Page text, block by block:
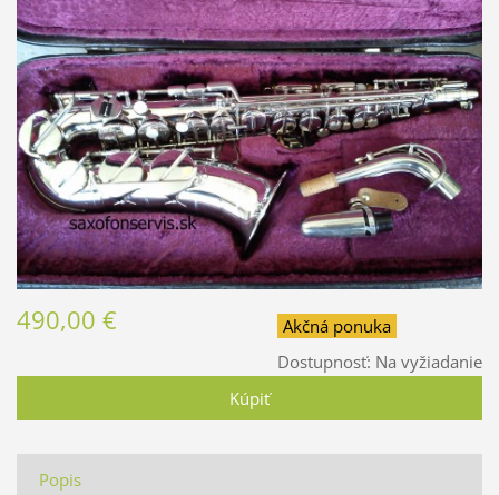
Akčná ponuka
Dostupnosť: Na vyžiadanie
490,00 €
Popis